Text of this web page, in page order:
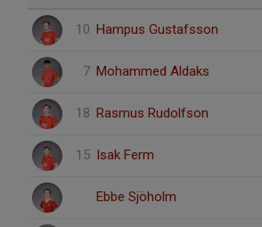
10 Hampus Gustafsson
7 Mohammed Aldaks
18 Rasmus Rudolfson
15 Isak Ferm
Ebbe Sjöholm